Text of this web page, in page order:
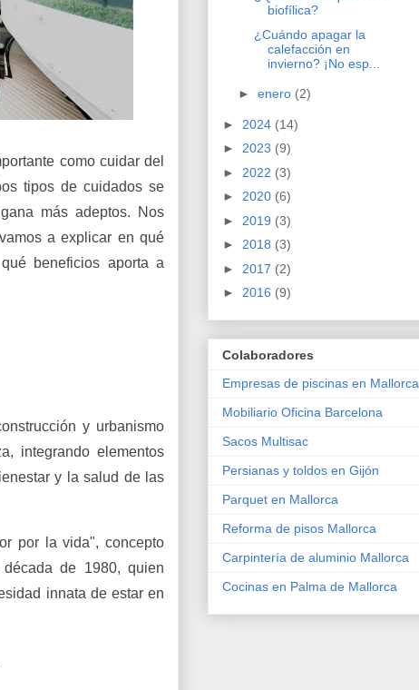
como cuidar del
tipos de cuidados se
más adeptos. Nos
a explicar en qué
beneficios aporta a
y urbanismo
integrando elementos
y la salud de las
por la vida", concepto
de 1980, quien
innata de estar en
biofílica?
¿Cuándo apagar la
calefacción en
invierno? ¡No esp...
► enero (2)
► 2024 (14)
► 2023 (9)
► 2022 (3)
► 2020 (6)
► 2019 (3)
► 2018 (3)
► 2017 (2)
► 2016 (9)
Colaboradores
Empresas de piscinas en Mallorca
Mobiliario Oficina Barcelona
Sacos Multisac
Persianas y toldos en Gijón
Parquet en Mallorca
Reforma de pisos Mallorca
Carpintería de aluminio Mallorca
Cocinas en Palma de Mallorca